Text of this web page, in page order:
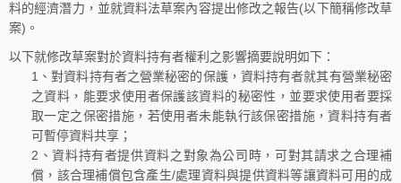
料的經濟潛力，並就資料法草案內容提出修改之報告(以下簡稱修改草
案)。
以下就修改草案對於資料持有者權利之影響摘要說明如下：
1、對資料持有者之營業秘密的保護，資料持有者就其有營業秘密
之資料，能要求使用者保護該資料的秘密性，並要求使用者要採
取一定之保密措施，若使用者未能執行該保密措施，資料持有者
可暫停資料共享；
2、資料持有者提供資料之對象為公司時，可對其請求之合理補
償，該合理補償包含產生/處理資料與提供資料等讓資料可用的成